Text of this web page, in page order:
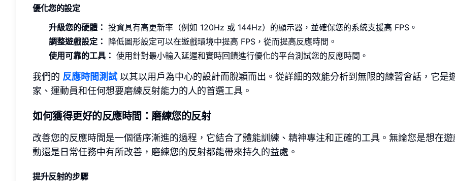
優化您的設定
升級您的硬體： 投資具有高更新率（例如 120Hz 或 144Hz）的顯示器，並確保您的系統支援高 FPS。
調整遊戲設定： 降低圖形設定可以在遊戲環境中提高 FPS，從而提高反應時間。
使用可靠的工具： 使用針對最小輸入延遲和實時回饋進行優化的平台測試您的反應時間。
我們的 反應時間測試 以其以用戶為中心的設計而脫穎而出。從詳細的效能分析到無限的練習會話，它是
家、運動員和任何想要磨練反射能力的人的首選工具。
如何獲得更好的反應時間：磨練您的反射
改善您的反應時間是一個循序漸進的過程，它結合了體能訓練、精神專注和正確的工具。無論您是想在
動還是日常任務中有所改善，磨練您的反射都能帶來持久的益處。
提升反射的步驟